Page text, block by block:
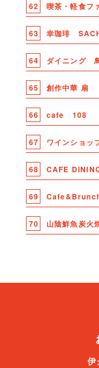
62 喫茶・軽食フ
63 幸珈琲
64 ダイニング
65 創作中華 扇
66 cafe 108
67 ワインショ
68 CAFE
69
70 山陰鮮魚炭